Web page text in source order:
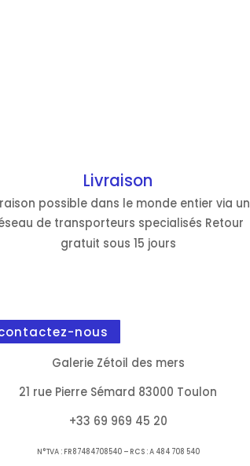
Livraison
possible dans le monde entier via un
de transporteurs specialisés Retour
gratuit sous 15 jours
nous
Galerie Zétoil des mers
21 rue Pierre Sémard 83000 Toulon
+33 69 969 45 20
N°TVA : FR87484708540 – RCS : A 484 708 540